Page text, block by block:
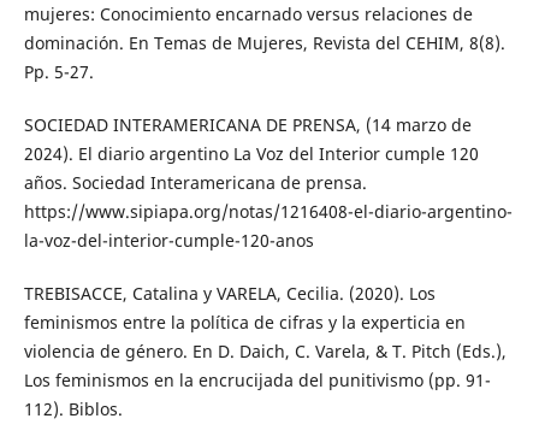
mujeres: Conocimiento encarnado versus relaciones de
dominación. En Temas de Mujeres, Revista del CEHIM, 8(8).
Pp. 5-27.
SOCIEDAD INTERAMERICANA DE PRENSA, (14 marzo de
2024). El diario argentino La Voz del Interior cumple 120
años. Sociedad Interamericana de prensa.
https://www.sipiapa.org/notas/1216408-el-diario-argentino-
la-voz-del-interior-cumple-120-anos
TREBISACCE, Catalina y VARELA, Cecilia. (2020). Los
feminismos entre la política de cifras y la experticia en
violencia de género. En D. Daich, C. Varela, & T. Pitch (Eds.),
Los feminismos en la encrucijada del punitivismo (pp. 91-
112). Biblos.